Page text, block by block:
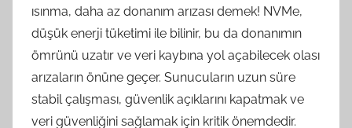
ısınma, daha az donanım arızası demek! NVMe,
düşük enerji tüketimi ile bilinir, bu da donanımın
ömrünü uzatır ve veri kaybına yol açabilecek olası
arızaların önüne geçer. Sunucuların uzun süre
stabil çalışması, güvenlik açıklarını kapatmak ve
veri güvenliğini sağlamak için kritik önemdedir.